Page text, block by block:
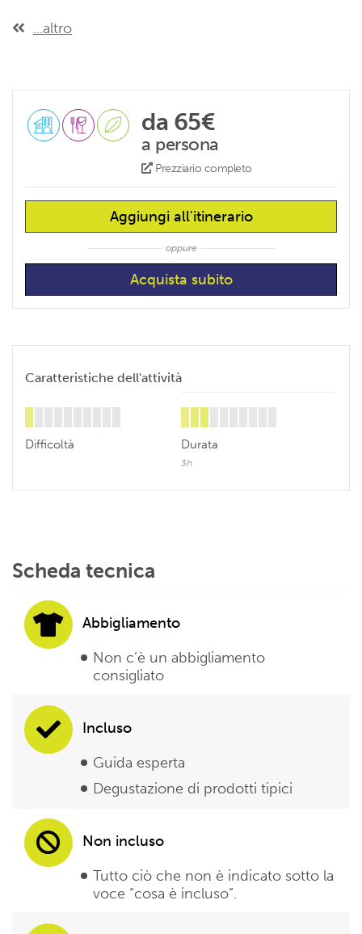
...altro
da 65€
a persona
Prezziario completo
Aggiungi all'itinerario
oppure
Caratteristiche dell'attività
Difficoltà Durata
3h
Scheda tecnica
Abbigliamento
Non c’è un abbigliamento
consigliato
Incluso
Guida esperta
Degustazione di prodotti tipici
Non incluso
Tutto ciò che non è indicato sotto la
voce “cosa è incluso”.